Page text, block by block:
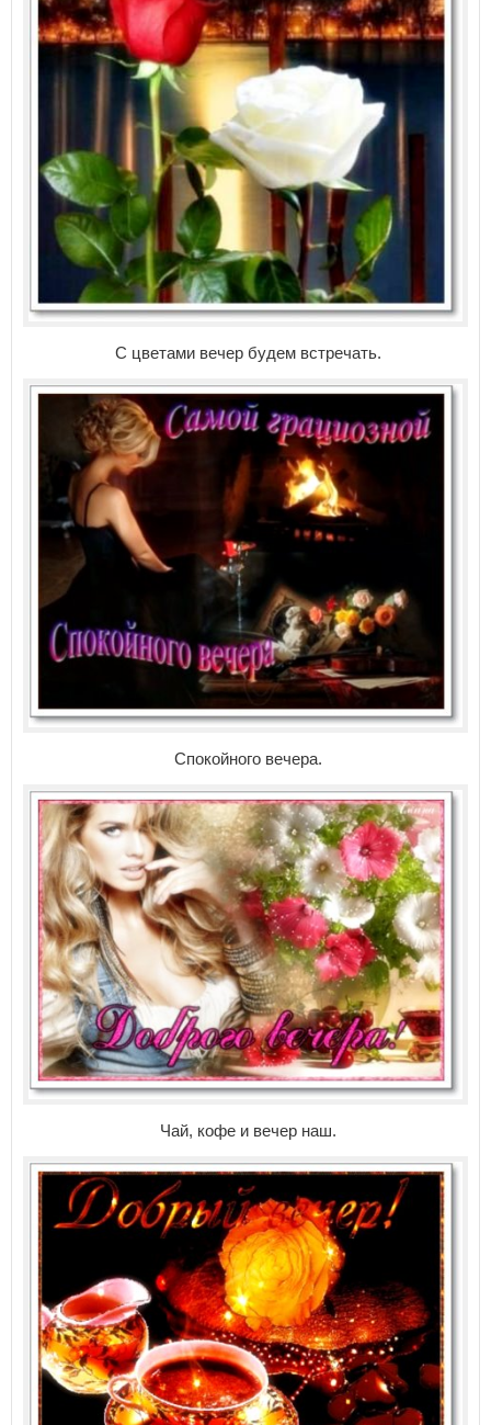
С цветами вечер будем встречать.
Спокойного вечера.
Чай, кофе и вечер наш.